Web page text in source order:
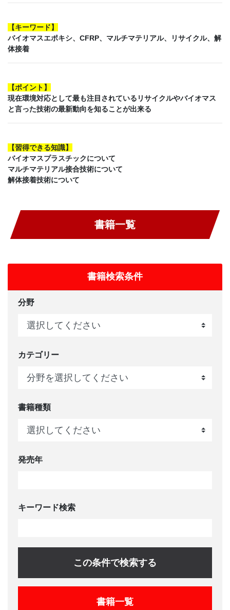
【キーワード】
バイオマスエポキシ、CFRP、マルチマテリアル、リサイクル、解
体接着
【ポイント】
現在環境対応として最も注目されているリサイクルやバイオマス
と言った技術の最新動向を知ることが出来る
【習得できる知識】
バイオマスプラスチックについて
マルチマテリアル接合技術について
解体接着技術について
書籍一覧
書籍検索条件
分野
カテゴリー
書籍種類
発売年
キーワード検索
この条件で検索する
書籍一覧